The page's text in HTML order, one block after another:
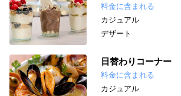
料金に含まれる
カジュアル
デザート
日替わりコーナー
料金に含まれる
カジュアル